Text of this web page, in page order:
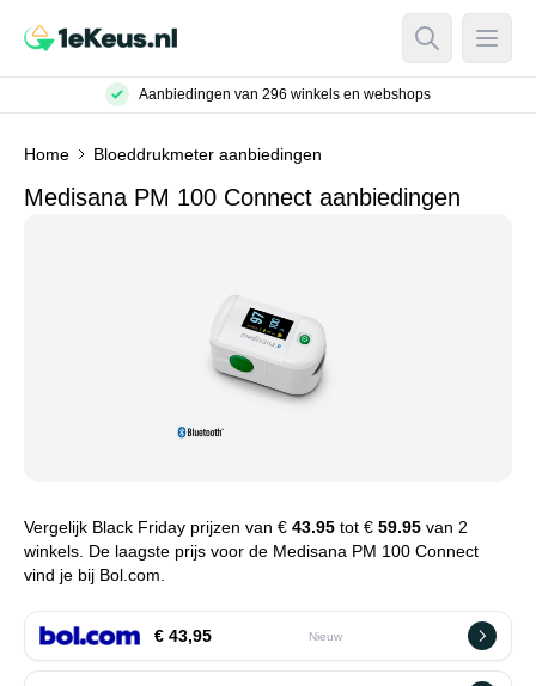
Open Open
Aanbiedingen van 296 winkels en webshops
Home Bloeddrukmeter aanbiedingen
Medisana PM 100 Connect aanbiedingen
Vergelijk Black Friday prijzen van € 43.95 tot € 59.95 van 2
winkels. De laagste prijs voor de Medisana PM 100 Connect
vind je bij Bol.com.
€ 43,95 Nieuw